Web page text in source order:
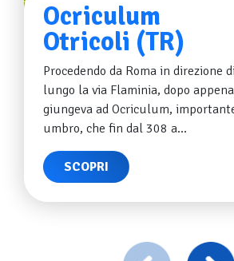
Ocriculum
Otricoli (TR)
Procedendo da Roma in direzione
lungo la via Flaminia, dopo
giungeva ad Ocriculum,
umbro, che fin dal 308 a...
SCOPRI